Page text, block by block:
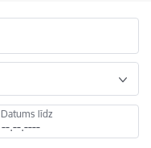
Datums līdz